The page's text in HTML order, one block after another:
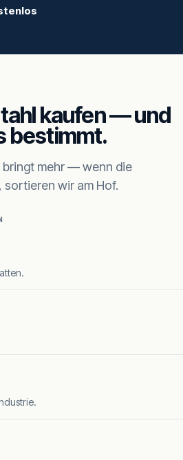
kaufen — und
bestimmt.
mehr — wenn die
wir am Hof.